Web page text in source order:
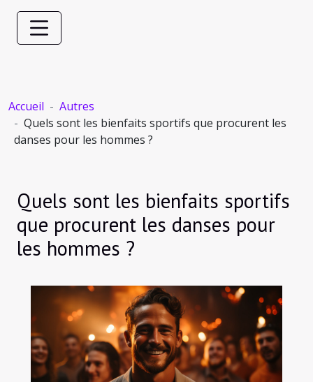
Accueil
Autres
Quels sont les bienfaits sportifs que procurent les
danses pour les hommes ?
Quels sont les bienfaits sportifs
que procurent les danses pour
les hommes ?